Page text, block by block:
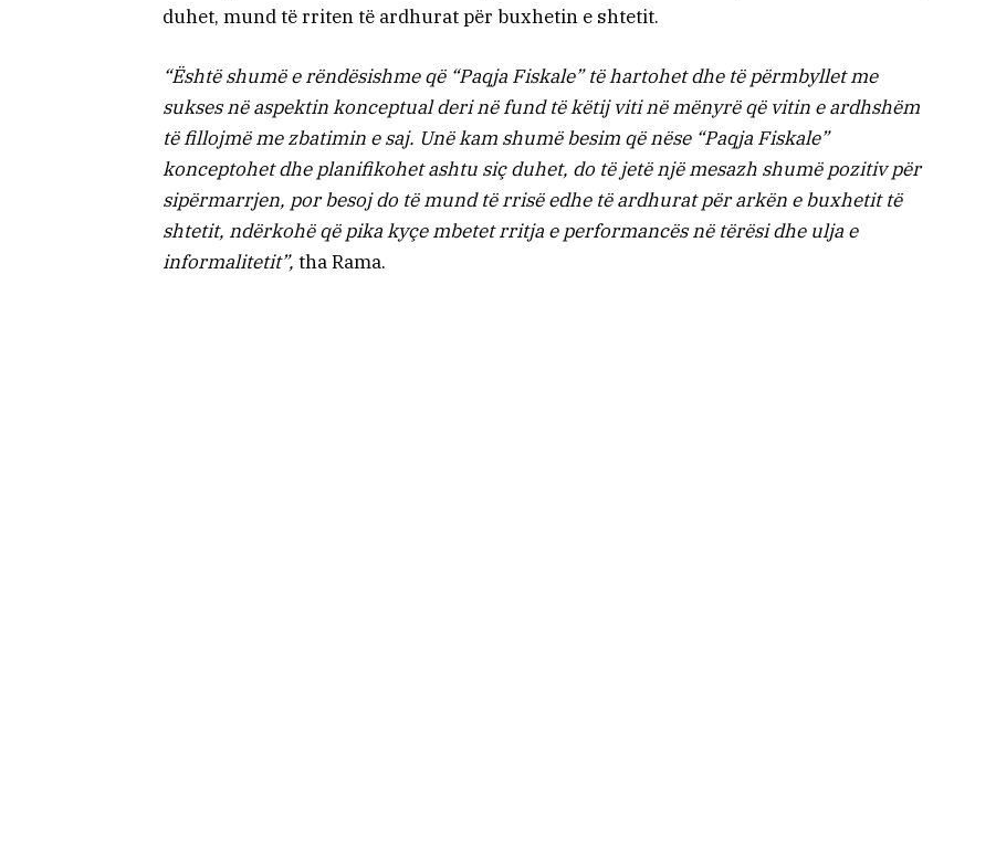
duhet, mund të rriten të ardhurat për buxhetin e shtetit.
“Është shumë e rëndësishme që “Paqja Fiskale” të hartohet dhe të përmbyllet me
sukses në aspektin konceptual deri në fund të këtij viti në mënyrë që vitin e ardhshëm
të fillojmë me zbatimin e saj. Unë kam shumë besim që nëse “Paqja Fiskale”
konceptohet dhe planifikohet ashtu siç duhet, do të jetë një mesazh shumë pozitiv për
sipërmarrjen, por besoj do të mund të rrisë edhe të ardhurat për arkën e buxhetit të
shtetit, ndërkohë që pika kyçe mbetet rritja e performancës në tërësi dhe ulja e
informalitetit”, tha Rama.